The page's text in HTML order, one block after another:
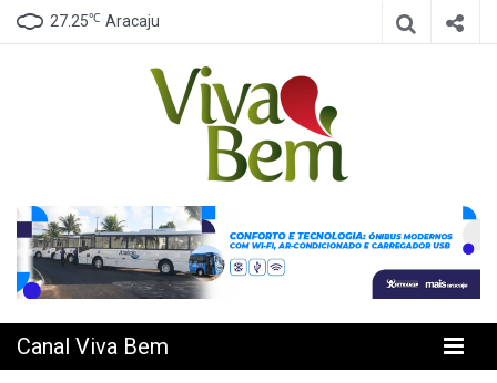
27.25℃ Aracaju
Canal Viva
Bem
Canal Viva Bem